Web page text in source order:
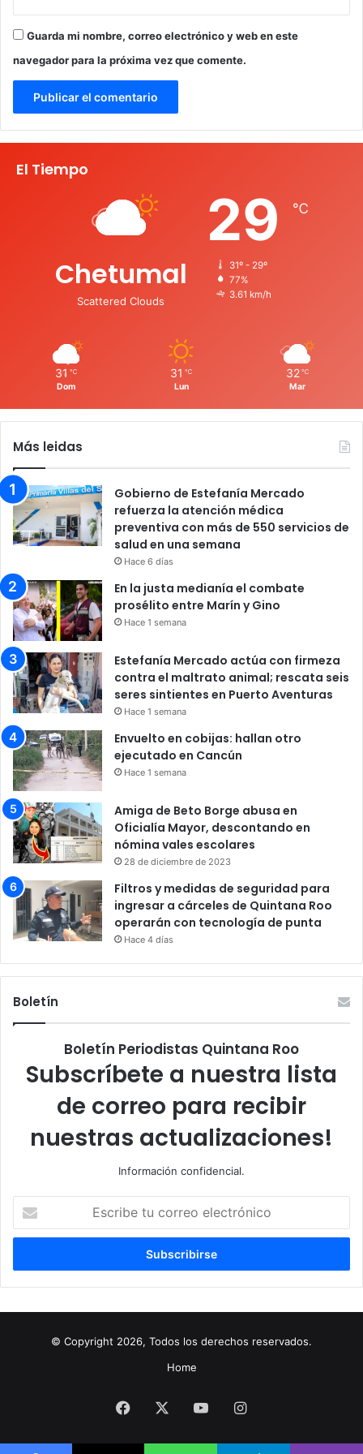
Guarda mi nombre, correo electrónico y web en este
navegador para la próxima vez que comente.
El Tiempo
Chetumal
Scattered Clouds
29 ℃
31º - 29º
77%
3.61 km/h
31 ℃
Dom
31 ℃
Lun
32 ℃
Mar
Más leidas
Gobierno de Estefanía Mercado
refuerza la atención médica
preventiva con más de 550 servicios de
salud en una semana
Hace 6 días
En la justa medianía el combate
prosélito entre Marín y Gino
Hace 1 semana
Estefanía Mercado actúa con firmeza
contra el maltrato animal; rescata seis
seres sintientes en Puerto Aventuras
Hace 1 semana
Envuelto en cobijas: hallan otro
ejecutado en Cancún
Hace 1 semana
Amiga de Beto Borge abusa en
Oficialía Mayor, descontando en
nómina vales escolares
28 de diciembre de 2023
Filtros y medidas de seguridad para
ingresar a cárceles de Quintana Roo
operarán con tecnología de punta
Hace 4 días
Boletín
Boletín Periodistas Quintana Roo
Subscríbete a nuestra lista
de correo para recibir
nuestras actualizaciones!
Información confidencial.
correo
© Copyright 2026, Todos los derechos reservados.
Home
Facebook YouTubeInstagram